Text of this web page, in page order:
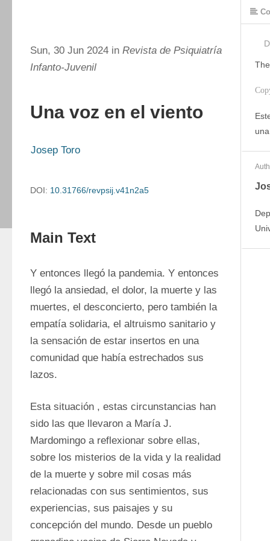
Sun, 30 Jun 2024 in Revista de Psiquiatría
Infanto-Juvenil
Una voz en el viento
Josep Toro
DOI: 10.31766/revpsij.v41n2a5
Main Text
Y entonces llegó la pandemia. Y entonces
llegó la ansiedad, el dolor, la muerte y las
muertes, el desconcierto, pero también la
empatía solidaria, el altruismo sanitario y
la sensación de estar insertos en una
comunidad que había estrechados sus
lazos.
Esta situación , estas circunstancias han
sido las que llevaron a María J.
Mardomingo a reflexionar sobre ellas,
sobre los misterios de la vida y la realidad
de la muerte y sobre mil cosas más
relacionadas con sus sentimientos, sus
experiencias, sus paisajes y su
concepción del mundo. Desde un pueblo